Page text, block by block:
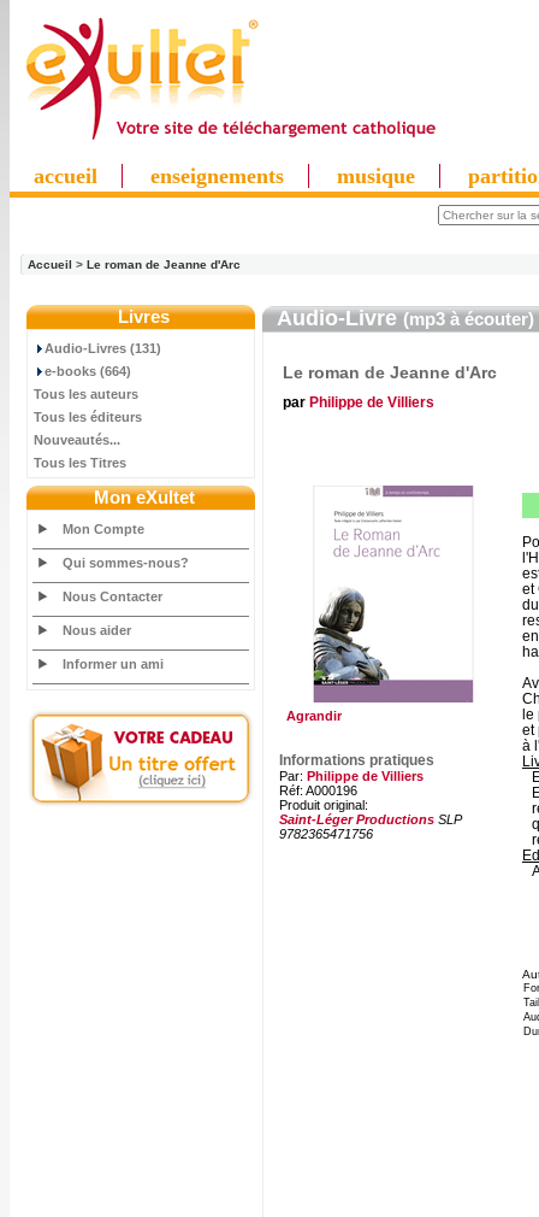
accueil enseignements musique
Accueil > Le roman de Jeanne d'Arc
Livres
Audio-Livres (131)
e-books (664)
Tous les auteurs
Tous les éditeurs
Nouveautés...
Tous les Titres
Mon eXultet
Mon Compte
Qui sommes-nous?
Nous Contacter
Nous aider
Informer un ami
Audio-Livre(mp3 à écouter)
Le roman de Jeanne d'Arc
par Philippe de Villiers
Agrandir
Informations pratiques
Par: Philippe de Villiers
Réf: A000196
Produit original:
Saint-Léger Productions SLP
9782365471756
et
le
et
à